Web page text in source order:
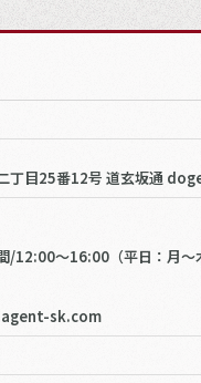
丁目25番12号 道玄坂通
/12:00〜16:00（平日：月～
sk.com